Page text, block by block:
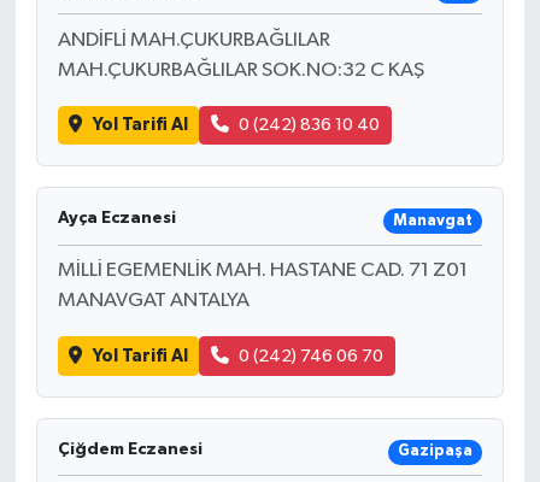
ANDİFLİ MAH.ÇUKURBAĞLILAR
MAH.ÇUKURBAĞLILAR SOK.NO:32 C KAŞ
Yol Tarifi Al 0 (242) 836 10 40
Ayça Eczanesi Manavgat
MİLLİ EGEMENLİK MAH. HASTANE CAD. 71 Z01
MANAVGAT ANTALYA
Yol Tarifi Al 0 (242) 746 06 70
Çiğdem Eczanesi Gazipaşa